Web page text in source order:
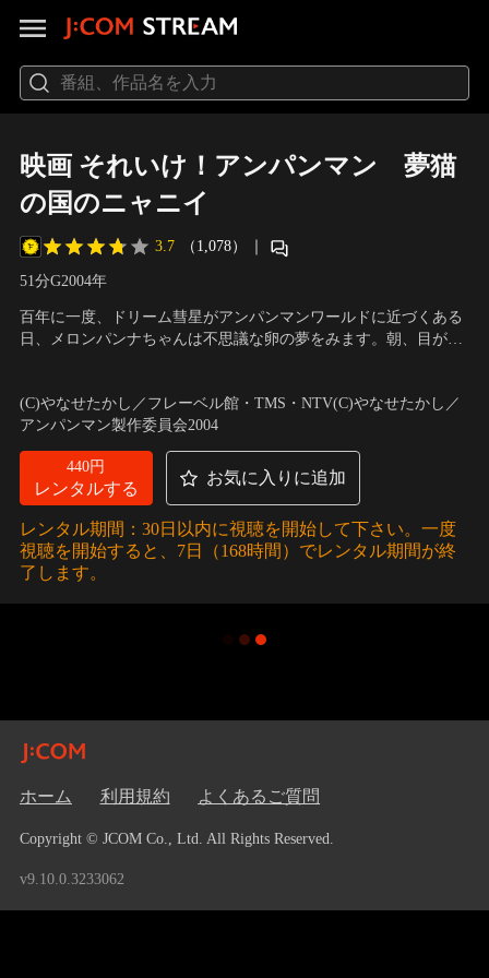
映画 それいけ！アンパンマン 夢猫
の国のニャニイ
3.7 （1,078） ｜
51分G2004年
百年に一度、ドリーム彗星がアンパンマンワールドに近づくある
日、メロンパンナちゃんは不思議な卵の夢をみます。朝、目が覚
を一生懸命育てます。
矢野博之
(C)やなせたかし／フレーベル館・TMS・NTV(C)やなせたかし／
アンパンマン製作委員会2004
440円
レンタルする
お気に入りに追加
レンタル期間：30日以内に視聴を開始して下さい。一度
視聴を開始すると、7日（168時間）でレンタル期間が終
了します。
ホーム 利用規約 よくあるご質問
Copyright © JCOM Co., Ltd. All Rights Reserved.
v9.10.0.3233062